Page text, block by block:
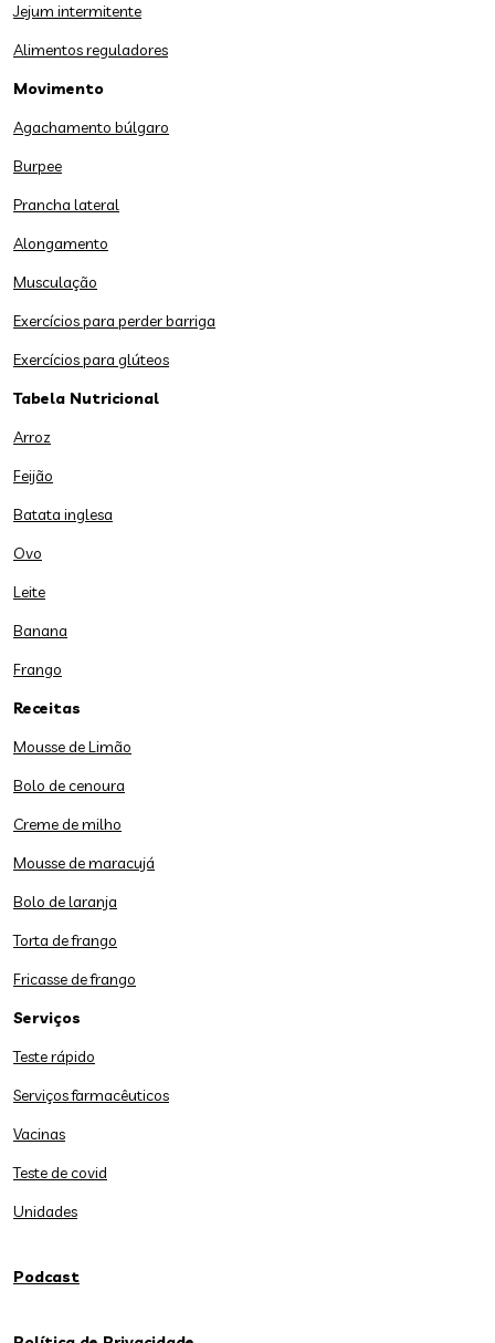
Jejum intermitente
Alimentos reguladores
Movimento
Agachamento búlgaro
Burpee
Prancha lateral
Alongamento
Musculação
Exercícios para perder barriga
Exercícios para glúteos
Tabela Nutricional
Arroz
Feijão
Batata inglesa
Ovo
Leite
Banana
Frango
Receitas
Mousse de Limão
Bolo de cenoura
Creme de milho
Mousse de maracujá
Bolo de laranja
Torta de frango
Fricasse de frango
Serviços
Teste rápido
Serviços farmacêuticos
Vacinas
Teste de covid
Unidades
Podcast